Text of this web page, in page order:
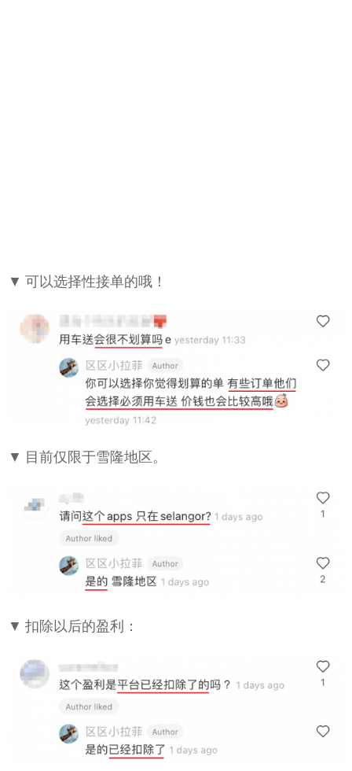
▼ 可以选择性接单的哦！
▼ 目前仅限于雪隆地区。
▼ 扣除以后的盈利：